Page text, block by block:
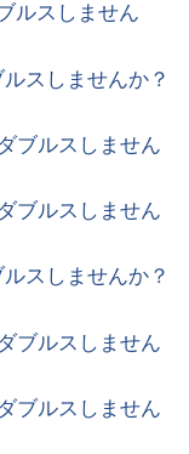
ルスしません
スしませんか？
ブルスしません
ブルスしません
スしませんか？
ブルスしません
ブルスしません